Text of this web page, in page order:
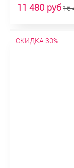
11 480 руб16
СКИДКА 30%